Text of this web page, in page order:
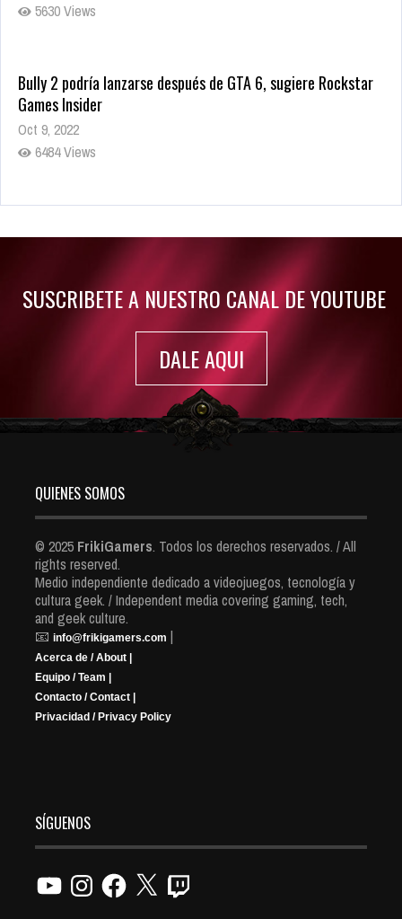
5630 Views
Bully 2 podría lanzarse después de GTA 6, sugiere Rockstar
Games Insider
Oct 9, 2022
6484 Views
Rumor: Se filtran los primeros detalles de Resident Evil 9
SUSCRIBETE A NUESTRO CANAL DE YOUTUBE
DALE AQUI
QUIENES SOMOS
© 2025 FrikiGamers. Todos los derechos reservados. / All
rights reserved.
Medio independiente dedicado a videojuegos, tecnología y
cultura geek. / Independent media covering gaming, tech,
and geek culture.
📧 info@frikigamers.com |
Acerca de / About |
Equipo / Team |
Contacto / Contact |
Privacidad / Privacy Policy
SÍGUENOS
YouTubeInstagramFacebook
X Twitch